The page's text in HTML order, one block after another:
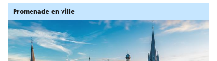
Promenade en ville